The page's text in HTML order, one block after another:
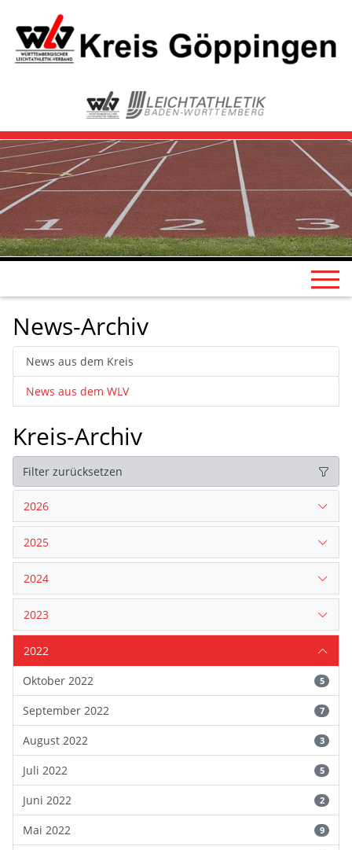
News-Archiv
News aus dem Kreis
News aus dem WLV
Kreis-Archiv
Filter zurücksetzen
2026
2025
2024
2023
2022
Oktober 2022
5
September 2022 7
August 2022 3
Juli 2022 5
Juni 2022 2
Mai 2022 9